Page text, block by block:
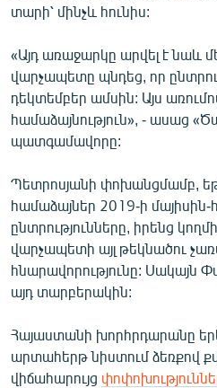
ՀԵՏԵՎԵՔ ՄԵԶ
«Ազատության» բոլոր
տարի՝ մինչև հունիս:
«Այդ առաջարկը արվել է նաև
վարչապետը պնդեց, որ
դեկտեմբեր ամսին: Այս
համաձայնություն», - ասաց
պատգամավորը:
Պետրոսյանի փոխանցմամբ,
համաձայներ 2019-ի մայիսին-
ընտրությունները, իրենց
վարչապետի այլ թեկնածու
հնարավորությունը: Սակայն
այդ տարբերակին:
Հայաստանի խորհրդարանը
արտահերթ նիստում ձեռքով
վիճահարույց